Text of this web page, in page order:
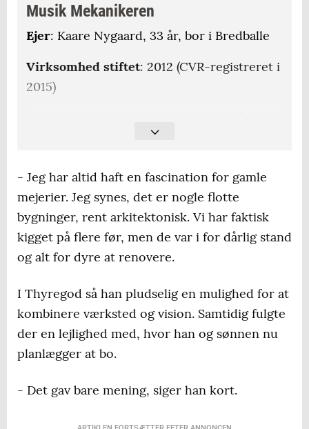
Musik Mekanikeren
Ejer: Kaare Nygaard, 33 år, bor i Bredballe
Virksomhed stiftet: 2012 (CVR-registreret i
2015)
instrumenter - fra begynder-guitarer til
Filosofi
: Alle fortjener et fedt instrument -
uanset niveau og pris
Tilbyder også: Råd og vejledning om alt fra
strengetykkelse til trommeskind og optimal
Baggrund : Kaare har spillet musik siden
barndommen, blandt andet i Legoland
Garden og som trommeslager og guitarist
- Jeg har altid haft en fascination for gamle
mejerier. Jeg synes, det er nogle flotte
bygninger, rent arkitektonisk. Vi har faktisk
kigget på flere før, men de var i for dårlig stand
og alt for dyre at renovere.
I Thyregod så han pludselig en mulighed for at
kombinere værksted og vision. Samtidig fulgte
der en lejlighed med, hvor han og sønnen nu
planlægger at bo.
- Det gav bare mening, siger han kort.